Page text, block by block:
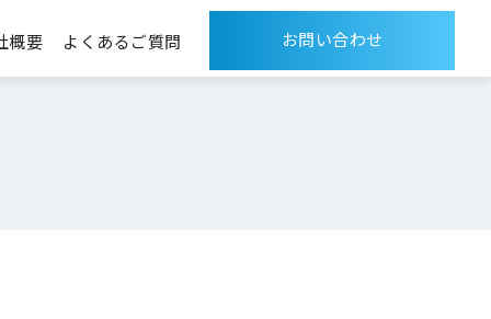
概要 よくあるご質問 お問い合わせ